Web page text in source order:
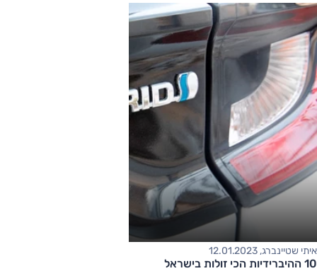
איתי שטיינברג, 12.01.2023
10 ההיברידיות הכי זולות בישראל